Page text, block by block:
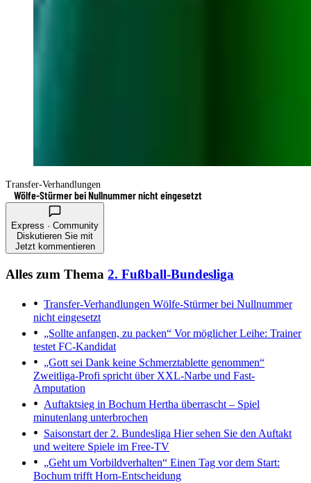
Transfer-Verhandlungen
Wölfe-Stürmer bei Nullnummer nicht eingesetzt
Express · Community
Diskutieren Sie mit
Jetzt kommentieren
Alles zum Thema 2. Fußball-Bundesliga
Transfer-Verhandlungen Wölfe-Stürmer bei Nullnummer
nicht eingesetzt
„Sollte anfangen, zu packen“ Vor möglicher Leihe: Trainer
testet FC-Kandidat
„Gott sei Dank keine Schmerztablette genommen“
Zweitliga-Profi spricht über XXL-Narbe und Fast-
Amputation
Auftaktsieg in Bochum Hertha überrascht – Spiel
minutenlang unterbrochen
Saisonstart der 2. Bundesliga Hier sehen Sie den Auftakt
und weitere Spiele im Free-TV
„Geht um Vorbildverhalten“ Einen Tag vor dem Start:
Bochum trifft Horn-Entscheidung